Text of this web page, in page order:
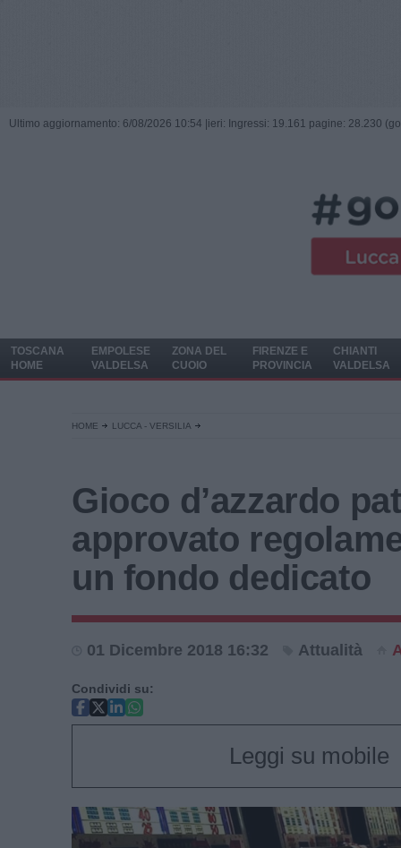
Ultimo aggiornamento: 6/08/2026 10:54 | ieri: Ingressi: 19.161 pagine: 28.230
TOSCANA
HOME
EMPOLESE
VALDELSA
ZONA DEL
CUOIO
FIRENZE E
PROVINCIA
CHIANTI
VALDELSA
HOME LUCCA - VERSILIA
Gioco d’azzardo
approvato
un fondo dedicato
01 Dicembre 2018 16:32 Attualità
Condividi su:
Leggi su mobile